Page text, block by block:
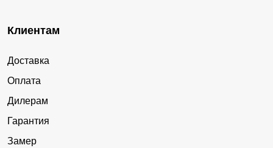
Клиентам
Доставка
Оплата
Дилерам
Гарантия
Замер